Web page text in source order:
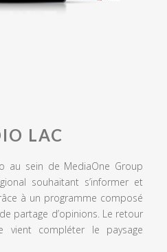
LAC
au sein de MediaOne Group
souhaitant s’informer et
à un programme composé
partage d’opinions. Le retour
vient compléter le paysage